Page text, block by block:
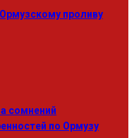
проливу
сомнений
по Ормузу